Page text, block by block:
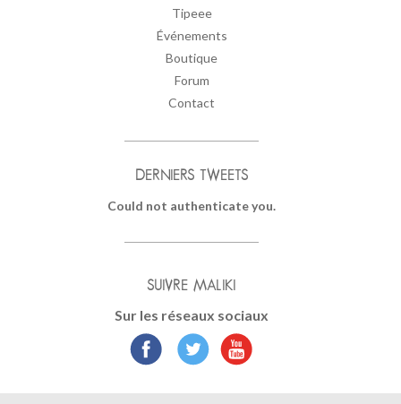
Tipeee
Événements
Boutique
Forum
Contact
DERNIERS TWEETS
Could not authenticate you.
SUIVRE MALIKI
Sur les réseaux sociaux